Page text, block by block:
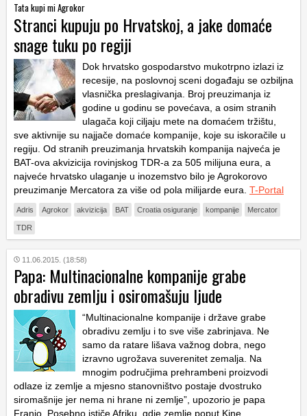
Tata kupi mi Agrokor
Stranci kupuju po Hrvatskoj, a jake domaće
snage tuku po regiji
Dok hrvatsko gospodarstvo mukotrpno izlazi iz
recesije, na poslovnoj sceni događaju se ozbiljna
vlasnička preslagivanja. Broj preuzimanja iz
godine u godinu se povećava, a osim stranih
ulagača koji ciljaju mete na domaćem tržištu,
sve aktivnije su najjače domaće kompanije, koje su iskoračile u
regiju. Od stranih preuzimanja hrvatskih kompanija najveća je
BAT-ova akvizicija rovinjskog TDR-a za 505 milijuna eura, a
najveće hrvatsko ulaganje u inozemstvo bilo je Agrokorovo
preuzimanje Mercatora za više od pola milijarde eura. T-Portal
Adris Agrokor akvizicija BAT Croatia osiguranje kompanije Mercator
TDR
11.06.2015. (18:58)
Papa: Multinacionalne kompanije grabe
obradivu zemlju i osiromašuju ljude
“Multinacionalne kompanije i države grabe
obradivu zemlju i to sve više zabrinjava. Ne
samo da ratare lišava važnog dobra, nego
izravno ugrožava suverenitet zemalja. Na
mnogim područjima prehrambeni proizvodi
odlaze iz zemlje a mjesno stanovništvo postaje dvostruko
siromašnije jer nema ni hrane ni zemlje”, upozorio je papa
Franjo. Posebno ističe Afriku, gdje zemlje poput Kine